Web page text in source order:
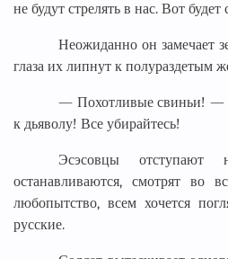
не будут стрелять в нас. Вот
Неожиданно он замечает
глаза их липнут к полураздетым
— Похотливые свиньи! —
к дьяволу! Все убирайтесь!
Эсэсовцы
останавливаются, смотрят во
любопытство, всем хочется
русские.